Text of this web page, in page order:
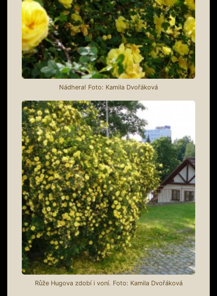
Nádhera! Foto: Kamila Dvořáková
Růže Hugova zdobí i voní. Foto: Kamila Dvořáková